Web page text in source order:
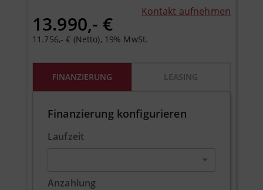
13.990,- €
11.756,- € (Netto), 19% MwSt.
Kontakt aufnehmen
FINANZIERUNG LEASING
Finanzierung konfigurieren
Laufzeit
Anzahlung